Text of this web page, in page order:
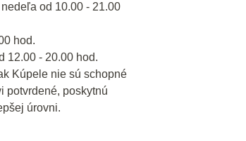
od 10.00 - 21.00
hod.
12.00 - 20.00 hod.
Kúpele nie sú schopné
potvrdené, poskytnú
úrovni.